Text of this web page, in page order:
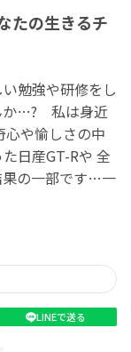
たの生きるチ
勉強や研修をし
か…? 私は身近
心や愉しさの中
日産GT-Rや 全
果の一部です…一
LINEで送る